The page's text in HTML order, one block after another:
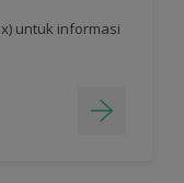
untuk informasi